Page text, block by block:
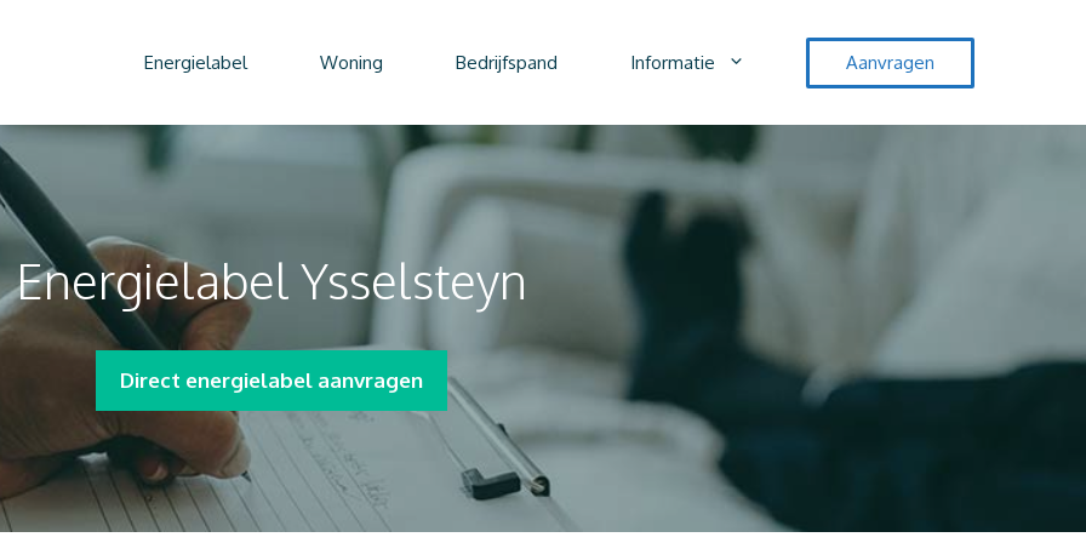
Energielabel Woning Bedrijfspand Informatie Aanvragen
Energielabel Ysselsteyn
Direct energielabel aanvragen